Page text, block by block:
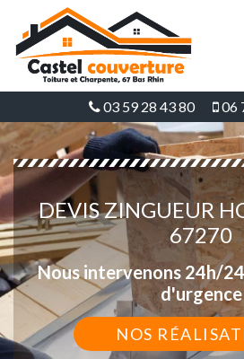
03 59 28 43 80 06
DEVIS ZINGUEUR
67270
Nous intervenons 24h/
d'urgence
NOS